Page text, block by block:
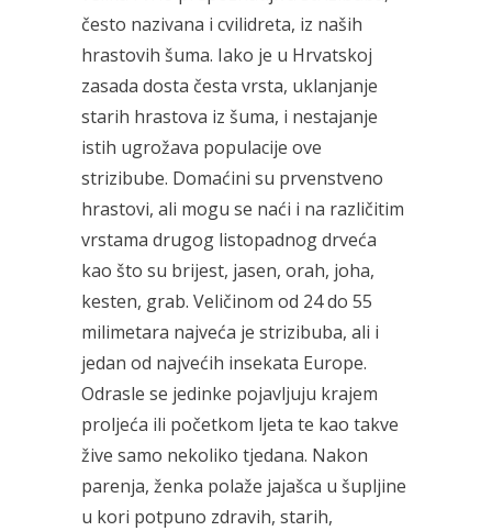
često nazivana i cvilidreta, iz naših
hrastovih šuma. Iako je u Hrvatskoj
zasada dosta česta vrsta, uklanjanje
starih hrastova iz šuma, i nestajanje
istih ugrožava populacije ove
strizibube. Domaćini su prvenstveno
hrastovi, ali mogu se naći i na različitim
vrstama drugog listopadnog drveća
kao što su brijest, jasen, orah, joha,
kesten, grab. Veličinom od 24 do 55
milimetara najveća je strizibuba, ali i
jedan od najvećih insekata Europe.
Odrasle se jedinke pojavljuju krajem
proljeća ili početkom ljeta te kao takve
žive samo nekoliko tjedana. Nakon
parenja, ženka polaže jajašca u šupljine
u kori potpuno zdravih, starih,